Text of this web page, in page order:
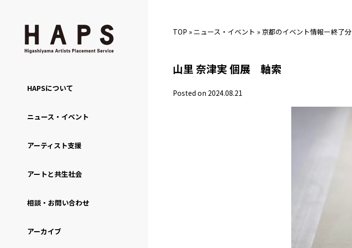
HAPSについて
ニュース・イベント
アーティスト支援
アートと共生社会
相談・お問い合わせ
アーカイブ
TOP » ニュース・イベント » 京都のイベント情報ー終了分
山里 奈津実 個展 軸索
Posted on 2024.08.21